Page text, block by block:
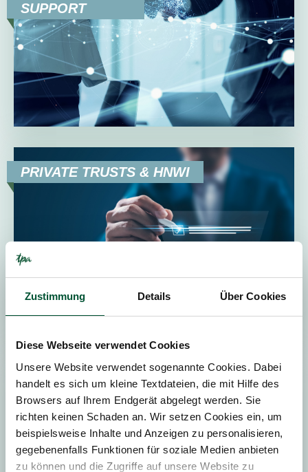
Zustimmung Details Über Cookies
Diese Webseite verwendet Cookies
Unsere Website verwendet sogenannte Cookies. Dabei
handelt es sich um kleine Textdateien, die mit Hilfe des
Browsers auf Ihrem Endgerät abgelegt werden. Sie
richten keinen Schaden an. Wir setzen Cookies ein, um
beispielsweise Inhalte und Anzeigen zu personalisieren,
gegebenenfalls Funktionen für soziale Medien anbieten
zu können und die Zugriffe auf unsere Website zu
SUPPORT
PRIVATE TRUSTS & HNWI
REAL ESTATE
FUND
CONSULTANCY